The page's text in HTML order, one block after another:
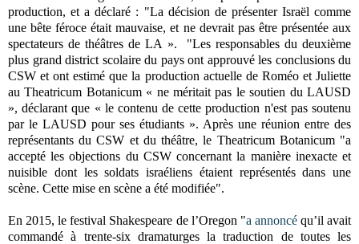
production, et a déclaré : "La décision de présenter Israël comme
une bête féroce était mauvaise, et ne devrait pas être présentée aux
spectateurs de théâtres de LA ». "Les responsables du deuxième
plus grand district scolaire du pays ont approuvé les conclusions du
CSW et ont estimé que la production actuelle de Roméo et Juliette
au Theatricum Botanicum « ne méritait pas le soutien du LAUSD
», déclarant que « le contenu de cette production n'est pas soutenu
par le LAUSD pour ses étudiants ». Après une réunion entre des
représentants du CSW et du théâtre, le Theatricum Botanicum "a
accepté les objections du CSW concernant la manière inexacte et
nuisible dont les soldats israéliens étaient représentés dans une
scène. Cette mise en scène a été modifiée".
En 2015, lefestival Shakespeare de l’Oregon "a annoncéqu’il avait
commandé à trente-six dramaturges la traduction de toutes les